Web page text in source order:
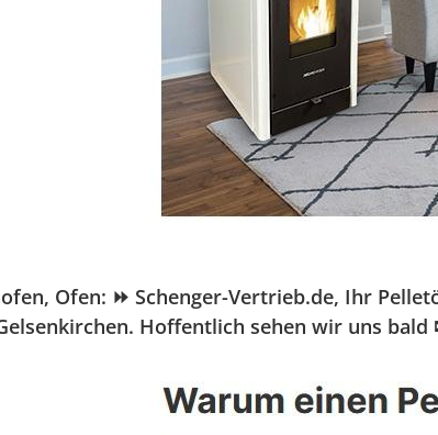
Ofen: ⏩ Schenger-Vertrieb.de, Ihr
Hoffentlich sehen wir uns bald